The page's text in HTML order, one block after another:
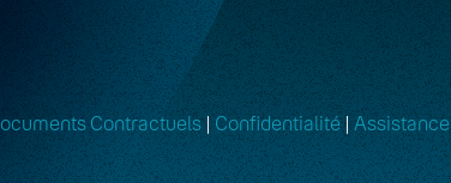
Contractuels|Confidentialité|Assistance